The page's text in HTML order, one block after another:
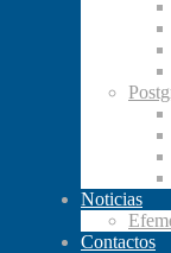
Noticias
Contactos